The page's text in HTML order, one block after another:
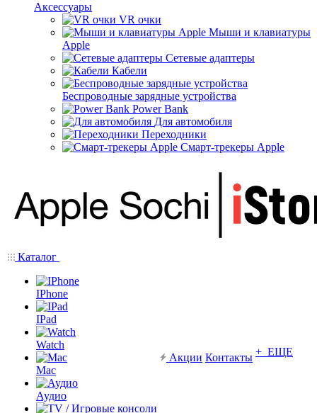
Аксессуары
VR очки
Мыши и клавиатуры
Apple
Сетевые адаптеры
Кабели
Беспроводные зарядные устройства
Power Bank
Для автомобиля
Переходники
Смарт-трекеры Apple
Каталог
IPhone
IPad
Watch
Mac
Аудио
Акции Контакты + ЕЩЕ